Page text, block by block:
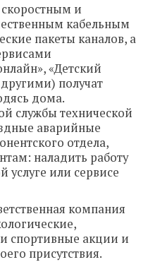
и
кабельным
пакеты каналов, а
«Детский
получат
дома.
службы технической
аварийные
отдела,
наладить работу
услуге или сервисе
компания
спортивные акции и
присутствия.